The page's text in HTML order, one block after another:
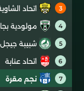
3 اتحاد
4 مولودية
5 شبيبة جيجل
6 اتحاد عنابة
7 نجم مقرة